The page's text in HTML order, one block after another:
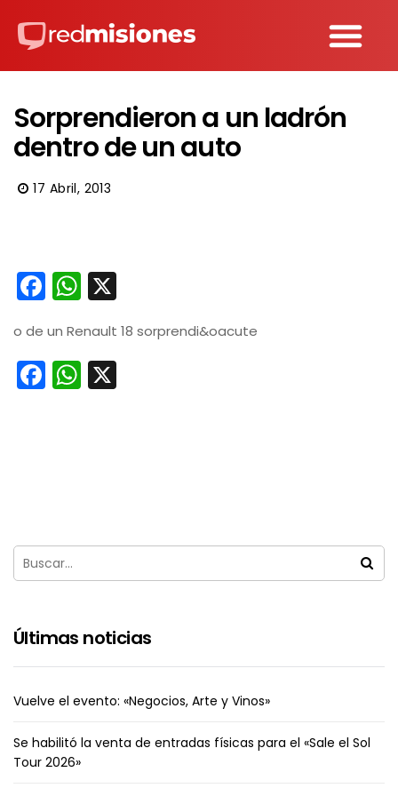
Sorprendieron a un ladrón
dentro de un auto
17 Abril, 2013
Facebook
WhatsApp
o de un Renault 18 sorprendi&oacute
Facebook
WhatsApp
Últimas noticias
Vuelve el evento: «Negocios, Arte y Vinos»
Se habilitó la venta de entradas físicas para el «Sale el Sol
Tour 2026»